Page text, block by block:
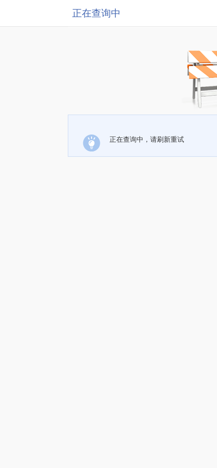
正在查询中
正在查询中，请刷新重试